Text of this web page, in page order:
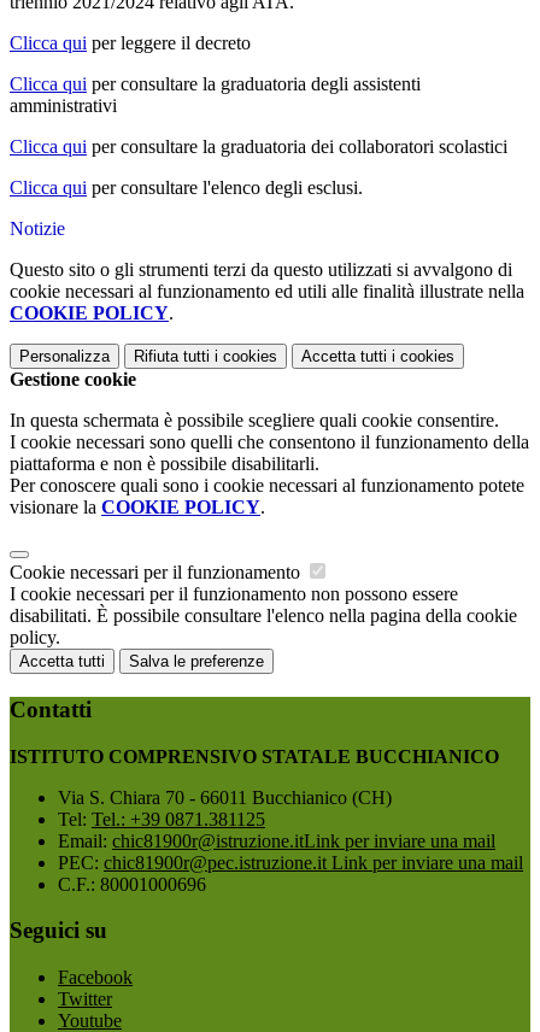
Clicca qui per leggere il decreto
Clicca qui per consultare la graduatoria degli assistenti
amministrativi
Clicca qui per consultare la graduatoria dei collaboratori scolastici
Clicca qui per consultare l'elenco degli esclusi.
Notizie
Questo sito o gli strumenti terzi da questo utilizzati si avvalgono di
cookie necessari al funzionamento ed utili alle finalità illustrate nella
COOKIE POLICY.
Personalizza Rifiuta tutti i cookies Accetta tutti i cookies
Gestione cookie
In questa schermata è possibile scegliere quali cookie consentire.
I cookie necessari sono quelli che consentono il funzionamento della
piattaforma e non è possibile disabilitarli.
Per conoscere quali sono i cookie necessari al funzionamento potete
visionare la COOKIE POLICY.
Cookie necessari per il funzionamento
I cookie necessari per il funzionamento non possono essere
disabilitati. È possibile consultare l'elenco nella pagina della cookie
policy.
Accetta tutti Salva le preferenze
Contatti
ISTITUTO COMPRENSIVO STATALE BUCCHIANICO
Via S. Chiara 70 - 66011 Bucchianico (CH)
Tel: Tel.: +39 0871.381125
Email: chic81900r@istruzione.itLink per inviare una mail
PEC: chic81900r@pec.istruzione.it Link per inviare una mail
C.F.: 80001000696
Seguici su
Facebook
Twitter
Youtube